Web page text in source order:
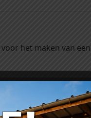
het maken van
een